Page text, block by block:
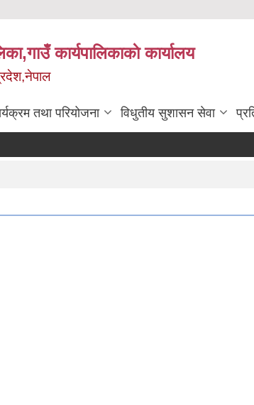
कार्यपालिकाकाे कार्यालय
तथा परियोजना विधुतीय सुशासन सेवा